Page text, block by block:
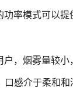
率模式可以
，烟雾量较小
感介于柔和和